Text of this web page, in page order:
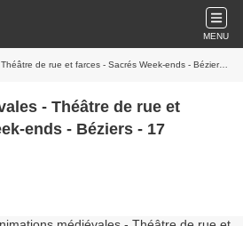
MENU
de rue et farces - Sacrés Week-ends - Béziers - 17 Octobre 2015
- Théâtre de rue et
ends - Béziers - 17